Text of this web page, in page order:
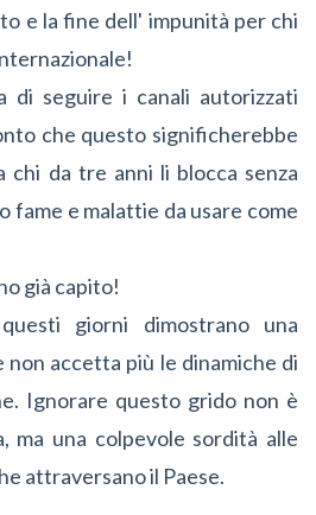
e la fine dell' impunità per chi
di seguire i canali autorizzati
che questo significherebbe
chi da tre anni li blocca senza
fame e malattie da usare come
già capito!
giorni dimostrano una
accetta più le dinamiche di
Ignorare questo grido non è
ma una colpevole sordità alle
attraversano il Paese.